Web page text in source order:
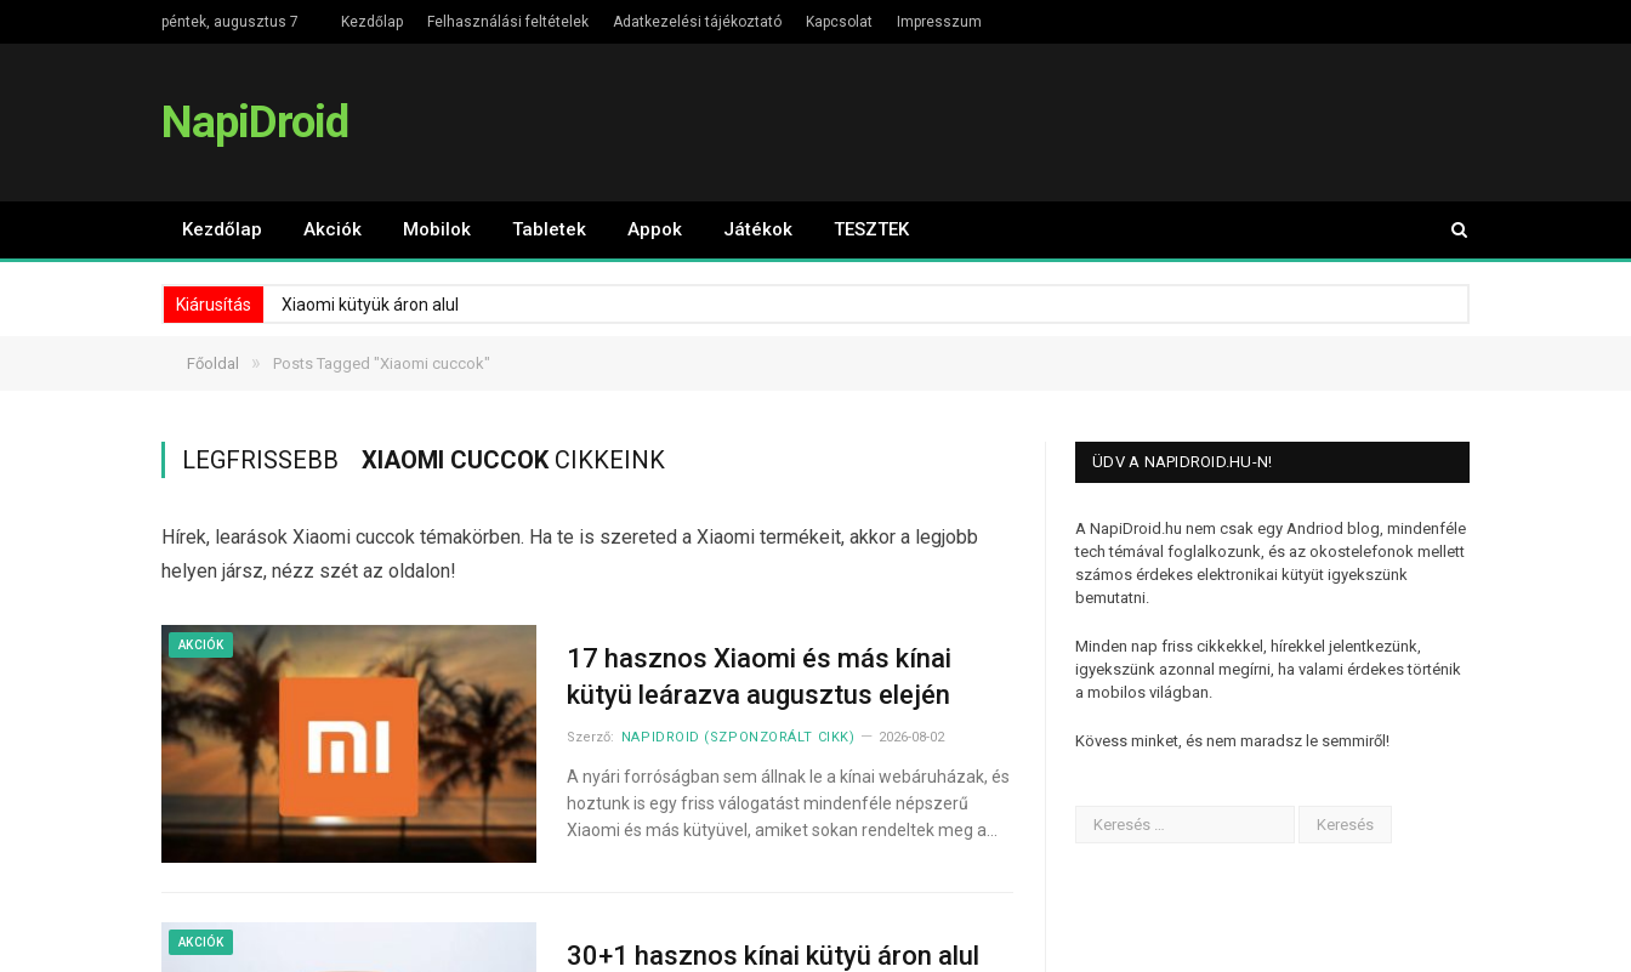
péntek, augusztus 7 Kezdőlap Felhasználási feltételek Adatkezelési tájékoztató Kapcsolat Impresszum
NapiDroid
Kezdőlap Akciók Mobilok Tabletek Appok Játékok TESZTEK
Kiárusítás Xiaomi kütyük áron alul
Főoldal » Posts Tagged "Xiaomi cuccok"
LEGFRISSEBB XIAOMI CUCCOKCIKKEINK
Hírek, learások Xiaomi cuccok témakörben. Ha te is szereted a Xiaomi termékeit, akkor a legjobb
helyen jársz, nézz szét az oldalon!
AKCIÓK
17 hasznos Xiaomi és más kínai
kütyü leárazva augusztus elején
Szerző: NAPIDROID (SZPONZORÁLT CIKK) 2026-08-02
A nyári forróságban sem állnak le a kínai webáruházak, és
hoztunk is egy friss válogatást mindenféle népszerű
Xiaomi és más kütyüvel, amiket sokan rendeltek meg a…
AKCIÓK
30+1 hasznos kínai kütyü áron alul
ÜDV A NAPIDROID.HU-N!
A NapiDroid.hu nem csak egy Andriod blog, mindenféle
tech témával foglalkozunk, és az okostelefonok mellett
számos érdekes elektronikai kütyüt igyekszünk
bemutatni.
Minden nap friss cikkekkel, hírekkel jelentkezünk,
igyekszünk azonnal megírni, ha valami érdekes történik
a mobilos világban.
Kövess minket, és nem maradsz le semmiről!